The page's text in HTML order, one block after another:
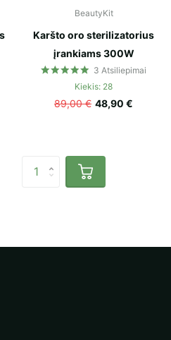
BeautyKit
Karšto oro sterilizatorius
įrankiams 300W
3 Atsiliepimai
Kiekis: 28
89,00 € 48,90 €